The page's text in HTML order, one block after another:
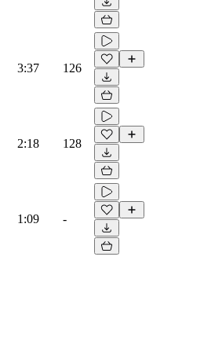
3:37 126
2:18 128
1:09 -